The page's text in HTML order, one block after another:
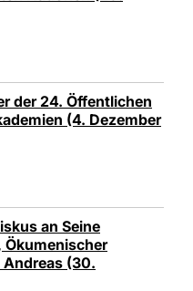
der 24. Öffentlichen
(4. Dezember
an Seine
Ökumenischer
Andreas (30.